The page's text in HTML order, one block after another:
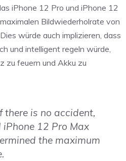
iPhone 12 Pro und iPhone 12
Bildwiederholrate von
würde auch implizieren, dass
und intelligent regeln würde,
zu feuern und Akku zu
there is no accident,
12 Pro Max
the maximum